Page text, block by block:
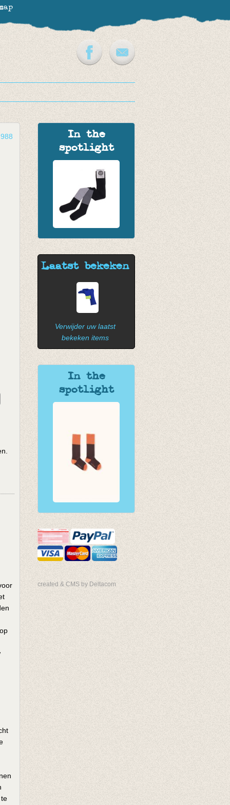
In the
spotlight
Laatst bekeken
Verwijder uw laatst
bekeken items
In the
spotlight
created & CMS by Deltacom